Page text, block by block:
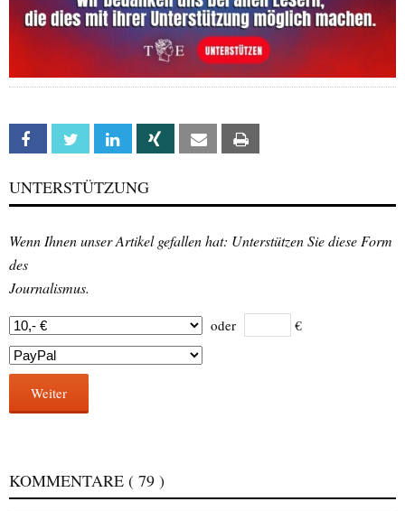
Facebook Twitter Linkedin Xing Email
UNTERSTÜTZUNG
Wenn Ihnen unser Artikel gefallen hat: Unterstützen Sie diese Form
des
Journalismus.
oder €
Weiter
KOMMENTARE ( 79 )